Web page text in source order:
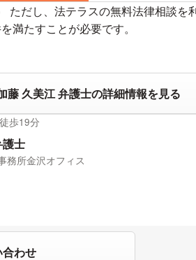
ただし、法テラスの無料法律相談を
満たすことが必要です。
藤 久美江 弁護士の詳細情報を見る
徒歩19分
護士
務所金沢オフィス
わせ